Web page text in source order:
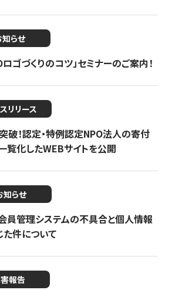
知らせ
ゴづくりのコツ」セミナーのご案内！
リリース
破！認定・特例認定NPO法人の寄付
覧化したWEBサイトを公開
知らせ
員管理システムの不具合と個人情報
件について
報告